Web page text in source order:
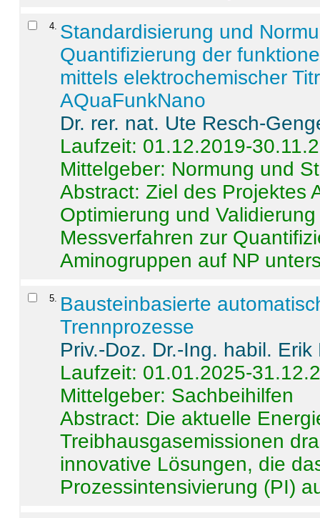
4 Standardisierung und
Quantifizierung der
mittels elektrochemischer
AQuaFunkNano
Dr. rer. nat. Ute Resch-
Laufzeit: 01.12.2019-
Mittelgeber: Normung und
Abstract:Ziel des Projektes
Optimierung und
Messverfahren zur
Aminogruppen auf NP
5
Bausteinbasierte
Trennprozesse
Priv.-Doz. Dr.-Ing. habil. Erik
Laufzeit: 01.01.2025-
Mittelgeber: Sachbeihilfen
Abstract: Die aktuelle
Treibhausgasemissionen
innovative Lösungen, die
Prozessintensivierung (PI)